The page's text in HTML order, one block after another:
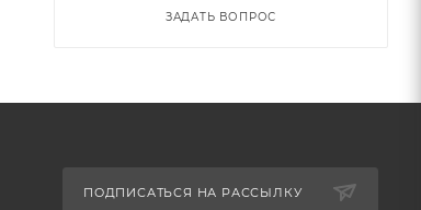
ЗАДАТЬ ВОПРОС
ПОДПИСАТЬСЯ НА РАССЫЛКУ